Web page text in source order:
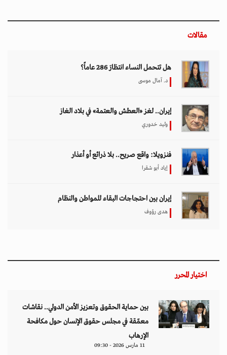
مقالات
هل تتحمل النساء انتظارَ 286 عاماً؟
د. آمال موسى
إيران.. لغز «العطش والعتمة» في بلاد الغاز
وليد خدوري
فنزويلا: واقع صريح.. بلا ذرائع أو أعذار
إياد أبو شقرا
إيران بين احتجاجات البقاء للمواطن والنظام
هدى رؤوف
اختيار المحرر
بين حماية الحقوق وتعزيز الأمن الدولي.. نقاشات
معمّقة في مجلس حقوق الإنسان حول مكافحة
الإرهاب
11 مارس 2026 - 09:30